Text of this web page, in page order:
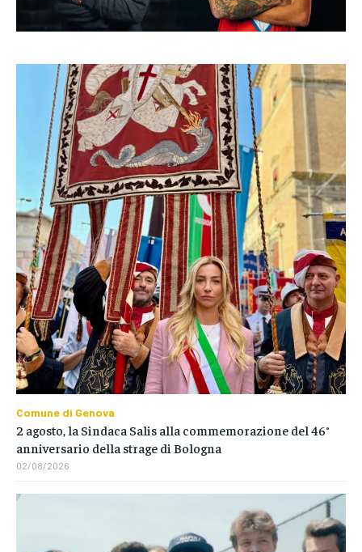
Comune di Genova
2 agosto, la Sindaca Salis alla commemorazione del 46°
anniversario della strage di Bologna
02/08/2026